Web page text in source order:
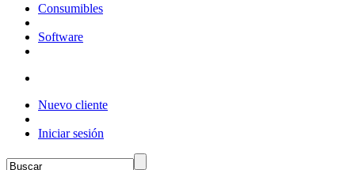
Consumibles
Software
Nuevo cliente
Iniciar sesión